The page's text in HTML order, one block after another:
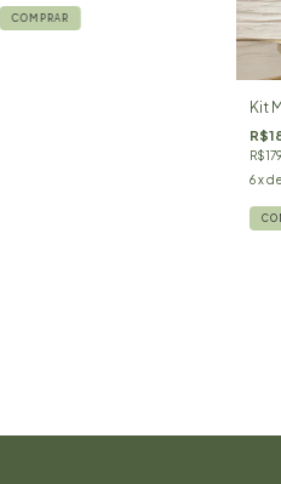
Kit
6 x